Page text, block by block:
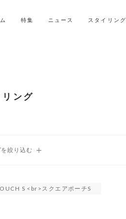
特集 ニュース スタイリング
ング
S <br>スクエアポーチS